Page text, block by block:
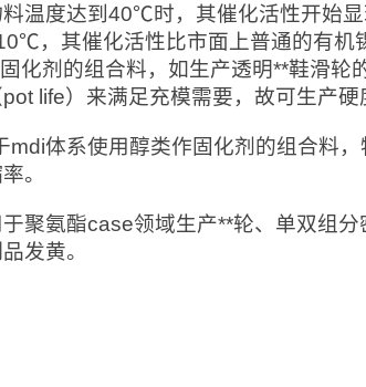
温度达到40℃时，其催化活性开始
，其催化活性比市面上普通的有机
化剂的组合料，如生产透明**鞋滑轮
life）来满足充模需要，故可生产硬
mdi体系使用醇类作固化剂的组合料
。
聚氨酯case领域生产**轮、单双组
发黄。